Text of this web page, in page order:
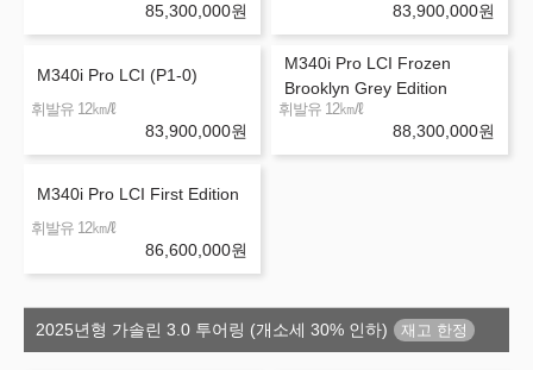
85,300,000원
83,900,000원
M340i Pro LCI (P1-0)
휘발유 12㎞/ℓ
83,900,000원
M340i Pro LCI Frozen
Brooklyn Grey Edition
휘발유 12㎞/ℓ
88,300,000원
M340i Pro LCI First Edition
휘발유 12㎞/ℓ
86,600,000원
2025년형 가솔린 3.0 투어링 (개소세 30% 인하)